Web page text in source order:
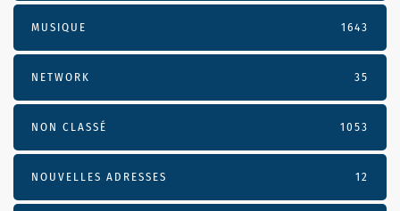
MUSIQUE 1643
NETWORK 35
NON CLASSÉ 1053
NOUVELLES ADRESSES 12